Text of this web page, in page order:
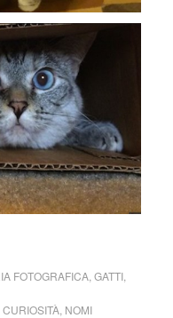
FOTOGRAFICA, GATTI,
CURIOSITÀ, NOMI